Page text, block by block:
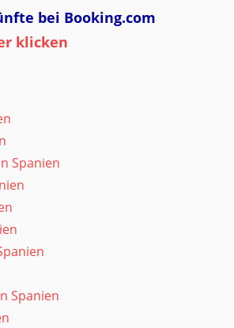
bei Booking.com
klicken
Spanien
Spanien